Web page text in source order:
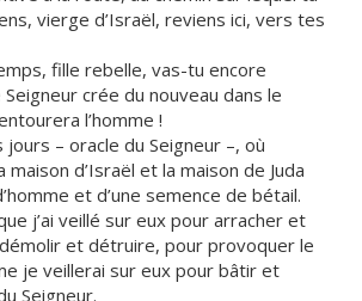
vierge d’Israël, reviens ici, vers tes
fille rebelle, vas-tu encore
crée du nouveau dans le
l’homme !
jours – oracle du Seigneur –, où
maison d’Israël et la maison de Juda
et d’une semence de bétail.
j’ai veillé sur eux pour arracher et
et détruire, pour provoquer le
je veillerai sur eux pour bâtir et
Seigneur.